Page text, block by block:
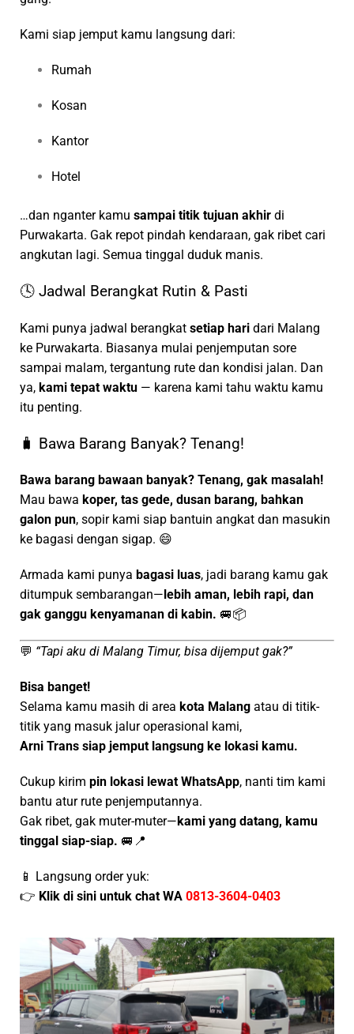
Kami siap jemput kamu langsung dari:
Rumah
Kosan
Kantor
Hotel
…dan nganter kamu sampai titik tujuan akhir di
Purwakarta. Gak repot pindah kendaraan, gak ribet cari
angkutan lagi. Semua tinggal duduk manis.
🕓 Jadwal Berangkat Rutin & Pasti
Kami punya jadwal berangkat setiap hari dari Malang
ke Purwakarta. Biasanya mulai penjemputan sore
sampai malam, tergantung rute dan kondisi jalan. Dan
ya, kami tepat waktu — karena kami tahu waktu kamu
itu penting.
🧳 Bawa Barang Banyak? Tenang!
Bawa barang bawaan banyak? Tenang, gak masalah!
Mau bawa koper, tas gede, dusan barang, bahkan
galon pun, sopir kami siap bantuin angkat dan masukin
ke bagasi dengan sigap. 😄
Armada kami punya bagasi luas, jadi barang kamu gak
ditumpuk sembarangan— lebih aman, lebih rapi, dan
gak ganggu kenyamanan di kabin. 🚐📦
💬 “Tapi aku di Malang Timur, bisa dijemput gak?”
Bisa banget!
Selama kamu masih di area kota Malang atau di titik-
titik yang masuk jalur operasional kami,
Arni Trans siap jemput langsung ke lokasi kamu.
Cukup kirim pin lokasi lewat WhatsApp, nanti tim kami
bantu atur rute penjemputannya.
Gak ribet, gak muter-muter— kami yang datang, kamu
tinggal siap-siap. 🚐📍
📱 Langsung order yuk:
👉 Klik di sini untuk chat WA 0813-3604-0403